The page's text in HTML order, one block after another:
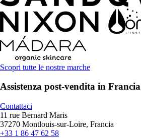
Scopri tutte le nostre marche
Assistenza post-vendita in Francia
Contattaci
11 rue Bernard Maris
37270 Montlouis-sur-Loire, Francia
+33 1 86 47 62 58